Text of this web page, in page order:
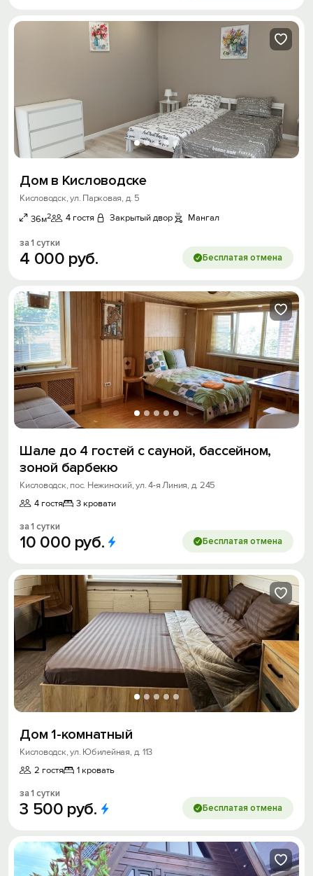
Дом в Кисловодске
Кисловодск, ул. Парковая, д. 5
36м2 4 гостя Закрытый двор Мангал
за 1 сутки
4 000 руб. Бесплатая отмена
Шале до 4 гостей с сауной, бассейном,
зоной барбекю
Кисловодск, пос. Нежинский, ул. 4-я Линия, д. 245
4 гостя
3 кровати
за 1 сутки
10 000 руб. Бесплатая отмена
Дом 1-комнатный
Кисловодск, ул. Юбилейная, д. 113
2 гостя
1 кровать
за 1 сутки
3 500 руб. Бесплатая отмена